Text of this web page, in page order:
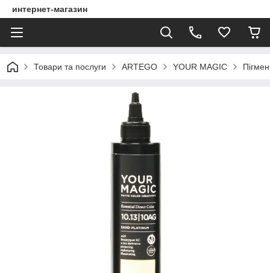
интернет-магазин
Товари та послуги ARTEGO YOUR MAGIC